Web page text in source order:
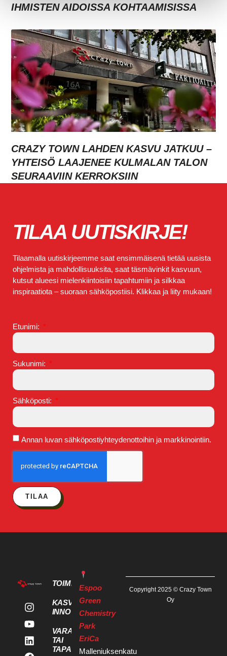
IHMISTEN AIDOISSA KOHTAAMISISSA
CRAZY TOWN LAHDEN KASVU JATKUU –
YHTEISÖ LAAJENEE KULMALAN TALON
SEURAAVIIN KERROKSIIN
TILAA UUTISKIRJE!
Tilaamalla uutiskirjeemme saat ensimmäisenä tietää uusista
ohjelmista ja mahdollisuuksita, saat täsmävinkit kasvuun,
kutsut alueesi mielenkiintoisiin tapahtumiin ja silkkaa
inspiraatiota – suoraan sähköpostiisi. Klikkaa ja liity mukaan!
Etunimi:
Sukunimi:
Sähköposti:
Annan luvan sähköpostiyhteydenottoihin ja markkinointiin.
TILAA
TOIMITILAT
KASVU- JA
INNOVAATIOPALVELUT
VARAA KOKOUS
TAI
TAPAHTUMATILA
Espoo
Green
Chemistry
Park
EriCa
Malleniuksenkatu
Copyright 2025 © Crazy Town
Oy